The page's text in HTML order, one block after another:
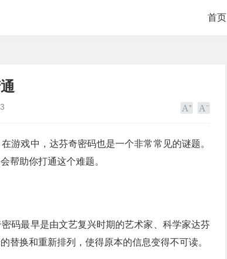
首页
游戏中，达芬奇密码也是一个非常常见的谜题。
帮助你打通这个难题。
码最早是由文艺复兴时期的艺术家、科学家达芬
替换和重新排列，使得原本的信息变得不可读。